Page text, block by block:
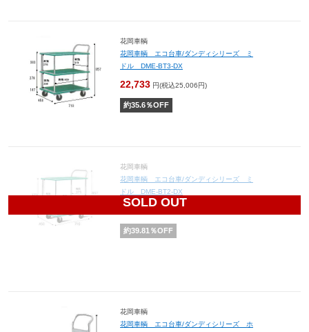
花岡車輌
花岡車輌 エコ台車/ダンディシリーズ ミ
ドル DME-BT3-DX
22,733 円(税込25,006円)
約35.6％OFF
SOLD OUT
花岡車輌
花岡車輌 エコ台車/ダンディシリーズ ミ
ドル DME-BT2-DX
17,215
約39.81 ％OFF
花岡車輌
花岡車輌 エコ台車/ダンディシリーズ ホ